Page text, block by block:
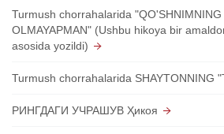
Turmush chorrahalarida "QO'SHNIMNING
OLMAYAPMAN" (Ushbu hikoya bir
asosida yozildi)
Turmush chorrahalarida SHAYTONNING
РИНГДАГИ УЧРАШУВ Ҳикоя